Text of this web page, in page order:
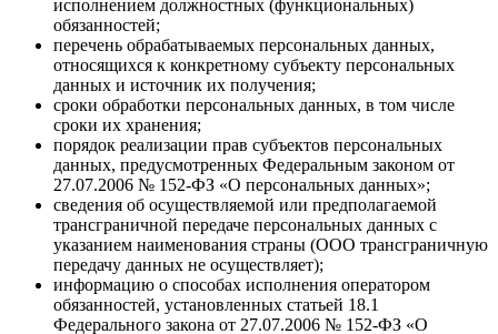
исполнением должностных (функциональных)
обязанностей;
перечень обрабатываемых персональных данных,
относящихся к конкретному субъекту персональных
данных и источник их получения;
сроки обработки персональных данных, в том числе
сроки их хранения;
порядок реализации прав субъектов персональных
данных, предусмотренных Федеральным законом от
27.07.2006 № 152-ФЗ «О персональных данных»;
сведения об осуществляемой или предполагаемой
трансграничной передаче персональных данных с
указанием наименования страны (ООО трансграничную
передачу данных не осуществляет);
информацию о способах исполнения оператором
обязанностей, установленных статьей 18.1
Федерального закона от 27.07.2006 № 152-ФЗ «О